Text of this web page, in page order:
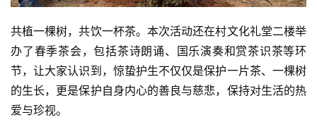
共植一棵树，共饮一杯茶。本次活动还在村文化礼堂二楼举
办了春季茶会，包括茶诗朗诵、国乐演奏和赏茶识茶等环
节，让大家认识到，惊蛰护生不仅仅是保护一片茶、一棵树
的生长，更是保护自身内心的善良与慈悲，保持对生活的热
爱与珍视。